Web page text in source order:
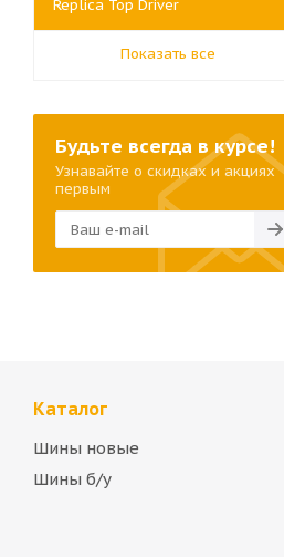
Replica Top Driver
Показать все
Будьте всегда в курсе!
Узнавайте о скидках и акциях
первым
Каталог
Шины новые
Шины б/у